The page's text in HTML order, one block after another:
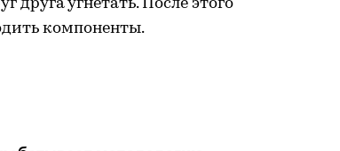
друга угнетать. После этого
компоненты.